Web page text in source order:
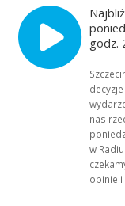
godz.
nas
w
opinie i